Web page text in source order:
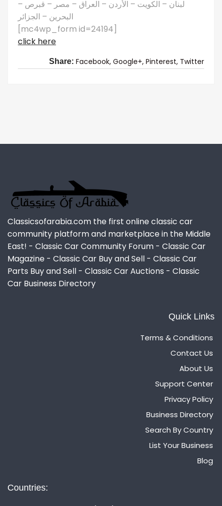
لبنان – الكويت – الأردن – العراق – مصر – قبرص –
البحرين – الجزائر
[mc4wp_form id=24194]
click here
Share: Facebook, Google+, Pinterest, Twitter
Classicsofarabia.com the first online classic car
community platform and marketplace in the Middle
East! - Classic Car Community Forum - Classic Car
Magazine - Classic Car Buy and Sell - Classic Car
Parts Buy and Sell - Classic Car Auctions - Classic
Car Business Directory
Quick Links
Terms & Conditions
Contact Us
About Us
Support Center
Privacy Policy
Business Directory
Search By Country
List Your Business
Blog
Countries: